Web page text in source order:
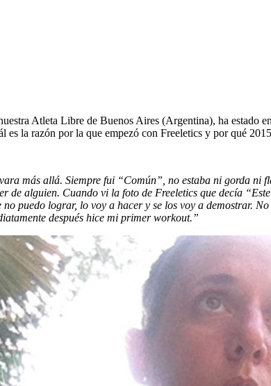
Atleta Libre de Buenos Aires (Argentina), ha estado
la razón por la que empezó con Freeletics y por qué
más allá. Siempre fui “Común”, no estaba ni gorda
de alguien. Cuando vi la foto de Freeletics que decía
puedo lograr, lo voy a hacer y se los voy a demostrar.
después hice mi primer workout.”